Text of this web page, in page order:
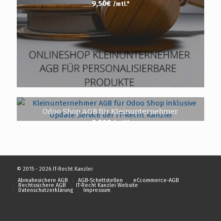
9,50€ /mtl.*
Odoo Shop AGB für Kleinunternehmer
9,50€ /mtl.*
© 2015 - 2026 IT-Recht Kanzlei
Abmahnsichere AGB
AGB-Schnttstellen eCcommerce-AGB
Rechtssichere AGB IT-Recht Kanzlei Website
Datenschutzerklärung Impressum